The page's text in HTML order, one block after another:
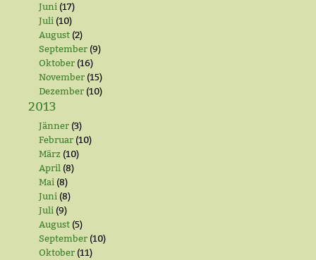
Juni (17)
Juli (10)
August (2)
September (9)
Oktober (16)
November (15)
Dezember (10)
2013
Jänner (3)
Februar (10)
März (10)
April (8)
Mai (8)
Juni (8)
Juli (9)
August (5)
September (10)
Oktober (11)